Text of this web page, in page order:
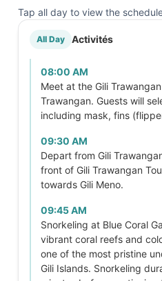
Tap all day to view the
All Day Activités
08:00 AM
Meet at the Gili
Trawangan. Guests will
including mask, fins
09:30 AM
Depart from Gili
front of Gili Trawangan
towards Gili Meno.
09:45 AM
Snorkeling at Blue Coral
vibrant coral reefs and
one of the most pristine
Gili Islands. Snorkeling